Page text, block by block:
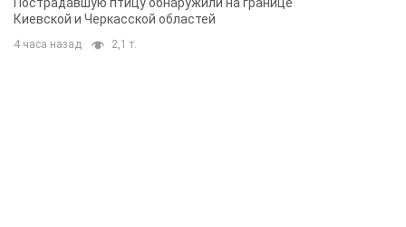
Пострадавшую птицу обнаружили на границе
Киевской и Черкасской областей
4 часа назад 2,1 т.